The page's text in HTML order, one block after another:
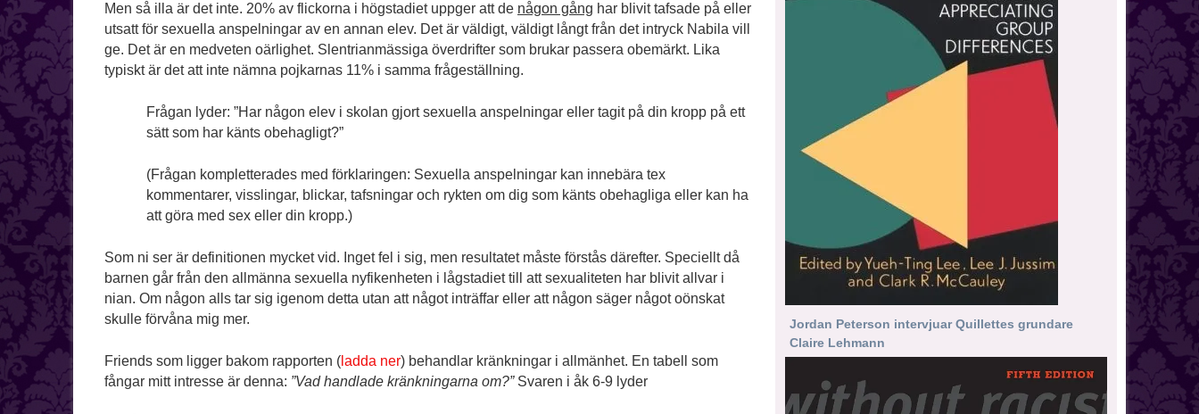
Men så illa är det inte. 20% av flickorna i högstadiet uppger att de någon gång har blivit tafsade på eller
utsatt för sexuella anspelningar av en annan elev. Det är väldigt, väldigt långt från det intryck Nabila vill
ge. Det är en medveten oärlighet. Slentrianmässiga överdrifter som brukar passera obemärkt. Lika
typiskt är det att inte nämna pojkarnas 11% i samma frågeställning.
Frågan lyder: ”Har någon elev i skolan gjort sexuella anspelningar eller tagit på din kropp på ett
sätt som har känts obehagligt?”
(Frågan kompletterades med förklaringen: Sexuella anspelningar kan innebära tex
kommentarer, visslingar, blickar, tafsningar och rykten om dig som känts obehagliga eller kan ha
att göra med sex eller din kropp.)
Som ni ser är definitionen mycket vid. Inget fel i sig, men resultatet måste förstås därefter. Speciellt då
barnen går från den allmänna sexuella nyfikenheten i lågstadiet till att sexualiteten har blivit allvar i
nian. Om någon alls tar sig igenom detta utan att något inträffar eller att någon säger något oönskat
skulle förvåna mig mer.
Friends som ligger bakom rapporten ( ladda ner) behandlar kränkningar i allmänhet. En tabell som
fångar mitt intresse är denna: ”Vad handlade kränkningarna om?”Svaren i åk 6-9 lyder
Jordan Peterson intervjuar Quillettes grundare
Claire Lehmann